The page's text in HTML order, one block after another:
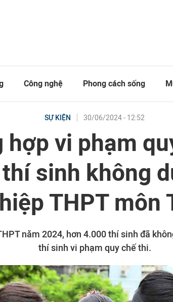
Công nghệ Phong cách sống
SỰ KIỆN 30/06/2024 - 12:52
vi phạm
sinh không
THPT môn
năm 2024, hơn 4.000 thí sinh đã
thí sinh vi phạm quy chế thi.